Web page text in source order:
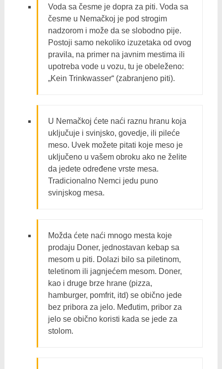
Voda sa česme je dopra za piti. Voda sa
česme u Nemačkoj je pod strogim
nadzorom i može da se slobodno pije.
Postoji samo nekoliko izuzetaka od ovog
pravila, na primer na javnim mestima ili
upotreba vode u vozu, tu je obeleženo:
„Kein Trinkwasser“ (zabranjeno piti).
U Nemačkoj ćete naći raznu hranu koja
uključuje i svinjsko, govedje, ili pileće
meso. Uvek možete pitati koje meso je
uključeno u vašem obroku ako ne želite
da jedete određene vrste mesa.
Tradicionalno Nemci jedu puno
svinjskog mesa.
Možda ćete naći mnogo mesta koje
prodaju Doner, jednostavan kebap sa
mesom u piti. Dolazi bilo sa piletinom,
teletinom ili jagnjećem mesom. Doner,
kao i druge brze hrane (pizza,
hamburger, pomfrit, itd) se obično jede
bez pribora za jelo. Međutim, pribor za
jelo se obično koristi kada se jede za
stolom.